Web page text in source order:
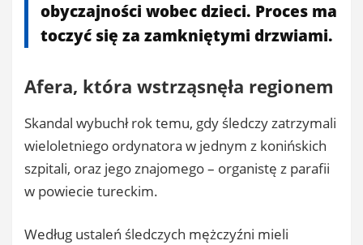
obyczajności wobec dzieci. Proces ma
toczyć się za zamkniętymi drzwiami.
Afera, która wstrząsnęła regionem
Skandal wybuchł rok temu, gdy śledczy zatrzymali
wieloletniego ordynatora w jednym z konińskich
szpitali, oraz jego znajomego – organistę z parafii
w powiecie tureckim.
Według ustaleń śledczych mężczyźni mieli